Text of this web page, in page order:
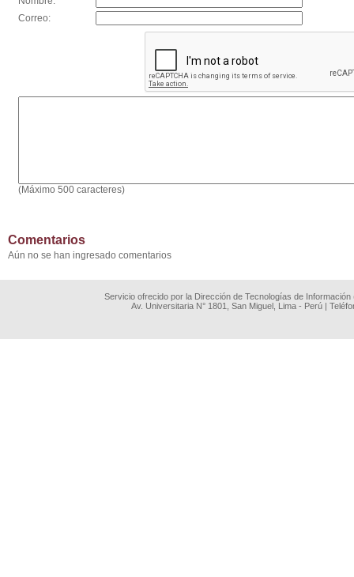
Correo:
(Máximo 500 caracteres)
Comentarios
Aún no se han ingresado comentarios
Servicio ofrecido por la Dirección de Tecnologías de
Av. Universitaria N° 1801, San Miguel, Lima - Perú |